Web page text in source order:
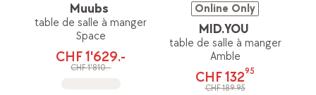
Muubs
table de salle à manger
Space
CHF 1'629.-
CHF 1'810.-
Online Only
MID.YOU
table de salle à manger
Amble
CHF 13295
CHF 189.95